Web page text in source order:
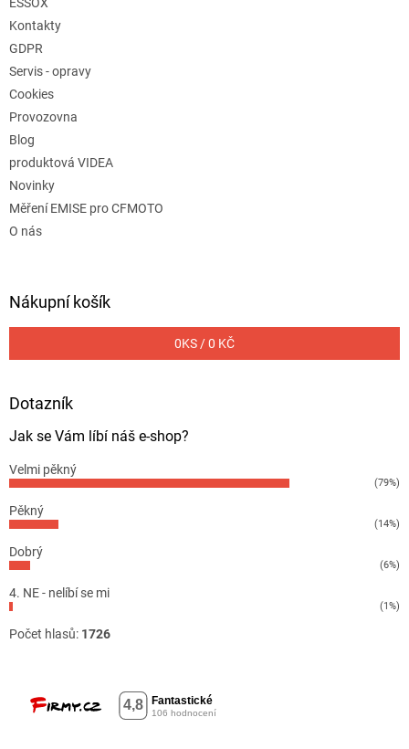
Kontakty
GDPR
Servis - opravy
Cookies
Provozovna
Blog
produktová VIDEA
Novinky
Měření EMISE pro CFMOTO
O nás
Nákupní košík
0KS /0 KČ
Dotazník
Jak se Vám líbí náš e-shop?
Velmi pěkný
(79%)
Pěkný
(14%)
Dobrý
(6%)
4. NE - nelíbí se mi
(1%)
Počet hlasů: 1726